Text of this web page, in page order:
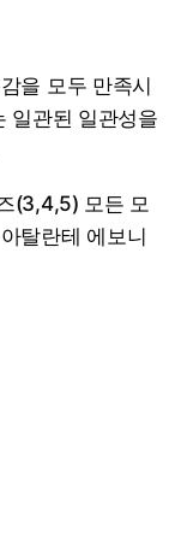
을 모두 만족시
일관된 일관성을
(3,4,5) 모든 모
탈란테 에보니